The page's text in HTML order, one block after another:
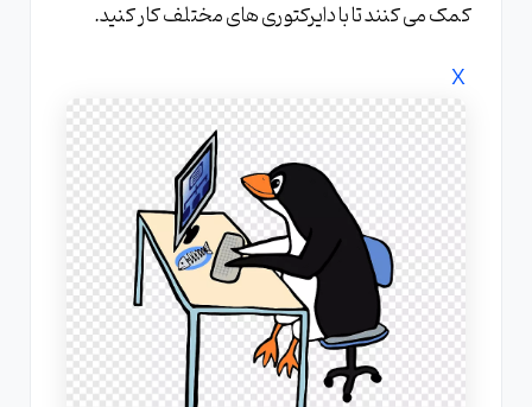
کمک می کنند تا با دایرکتوری های مختلف کار کنید.
X